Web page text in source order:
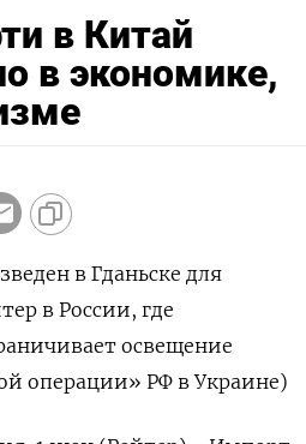
в Китай
в экономике,
в Гданьске для
в России, где
освещение
операции» РФ в Украине)